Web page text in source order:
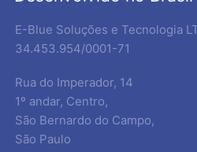
E-Blue Soluções e Tecnologia
34.453.954/0001-71
Rua do Imperador, 14
1º andar, Centro,
São Bernardo do Campo,
São Paulo